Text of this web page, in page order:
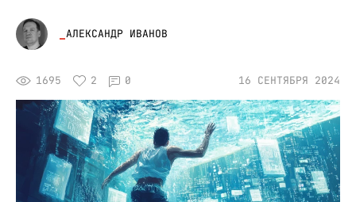
АЛЕКСАНДР ИВАНОВ
1695 2 0 16 СЕНТЯБРЯ 2024